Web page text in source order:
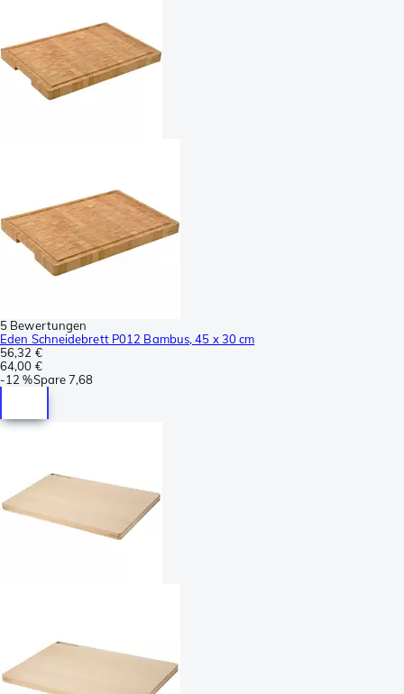
5 Bewertungen
Eden Schneidebrett P012 Bambus, 45 x 30 cm
56,32 €
64,00 €
-12 %Spare7,68